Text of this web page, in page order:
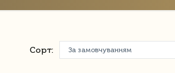
Сорт: